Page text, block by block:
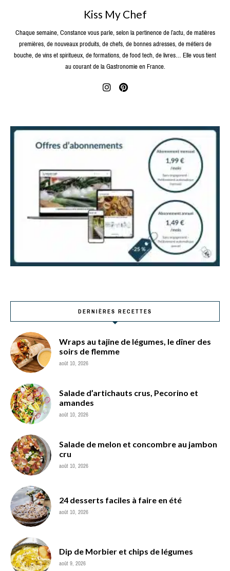
Kiss My Chef
Chaque semaine, Constance vous parle, selon la pertinence de l’actu, de matières
premières, de nouveaux produits, de chefs, de bonnes adresses, de métiers de
bouche, de vins et spiritueux, de formations, de food tech, de livres… Elle vous tient
au courant de la Gastronomie en France.
DERNIÈRES RECETTES
Wraps au tajine de légumes, le dîner des
soirs de flemme
août 10, 2026
Salade d’artichauts crus, Pecorino et
amandes
août 10, 2026
Salade de melon et concombre au jambon
cru
août 10, 2026
24 desserts faciles à faire en été
août 10, 2026
Dip de Morbier et chips de légumes
août 9, 2026